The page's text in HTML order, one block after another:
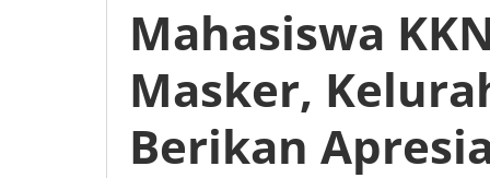
Mahasiswa
Masker,
Berikan